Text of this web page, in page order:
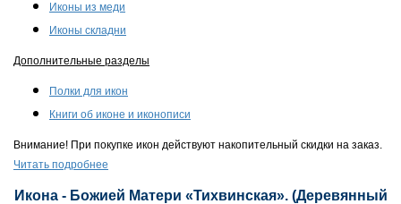
Иконы из меди
Иконы складни
Дополнительные разделы
Полки для икон
Книги об иконе и иконописи
Внимание! При покупке икон действуют накопительный скидки на заказ.
Читать подробнее
Икона - Божией Матери «Тихвинская». (Деревянный